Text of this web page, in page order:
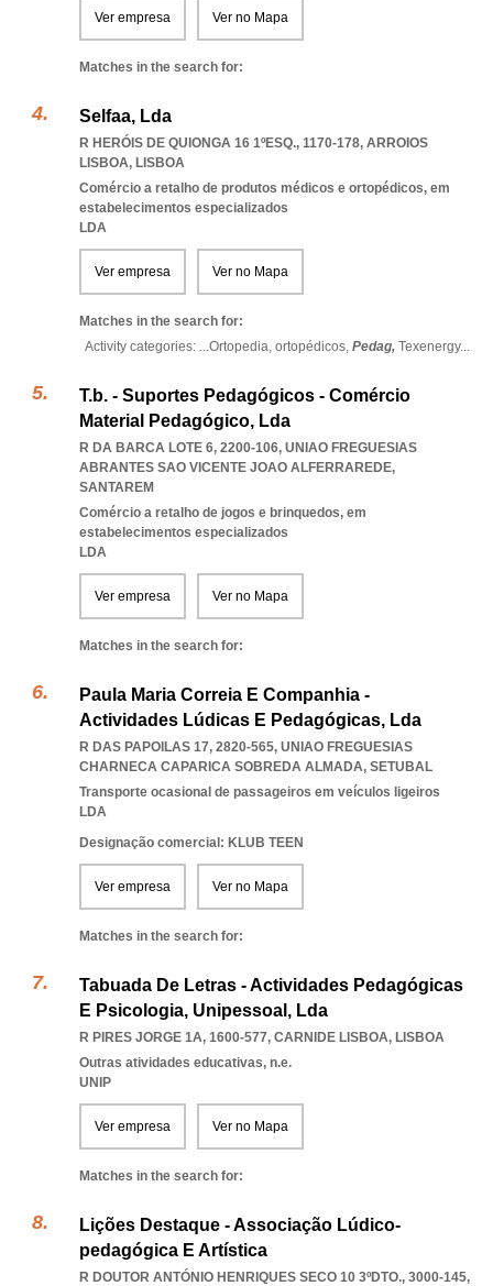
Ver empresa Ver no Mapa
Matches in the search for:
Selfaa, Lda
R HERÓIS DE QUIONGA 16 1ºESQ., 1170-178, ARROIOS
LISBOA, LISBOA
Comércio a retalho de produtos médicos e ortopédicos, em
estabelecimentos especializados
LDA
Ver empresa Ver no Mapa
Matches in the search for:
Activity categories: ...Ortopedia, ortopédicos, Pedag, Texenergy...
T.b. - Suportes Pedagógicos - Comércio
Material Pedagógico, Lda
R DA BARCA LOTE 6, 2200-106, UNIAO FREGUESIAS
ABRANTES SAO VICENTE JOAO ALFERRAREDE,
SANTAREM
Comércio a retalho de jogos e brinquedos, em
estabelecimentos especializados
LDA
Ver empresa Ver no Mapa
Matches in the search for:
Paula Maria Correia E Companhia -
Actividades Lúdicas E Pedagógicas, Lda
R DAS PAPOILAS 17, 2820-565, UNIAO FREGUESIAS
CHARNECA CAPARICA SOBREDA ALMADA, SETUBAL
Transporte ocasional de passageiros em veículos ligeiros
LDA
Designação comercial: KLUB TEEN
Ver empresa Ver no Mapa
Matches in the search for:
Tabuada De Letras - Actividades Pedagógicas
E Psicologia, Unipessoal, Lda
R PIRES JORGE 1A, 1600-577, CARNIDE LISBOA, LISBOA
Outras atividades educativas, n.e.
UNIP
Ver empresa Ver no Mapa
Matches in the search for:
Lições Destaque - Associação Lúdico-
pedagógica E Artística
R DOUTOR ANTÓNIO HENRIQUES SECO 10 3ºDTO., 3000-145,